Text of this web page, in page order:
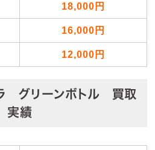
18,000円
16,000円
12,000円
グリーンボトル 買取
実績